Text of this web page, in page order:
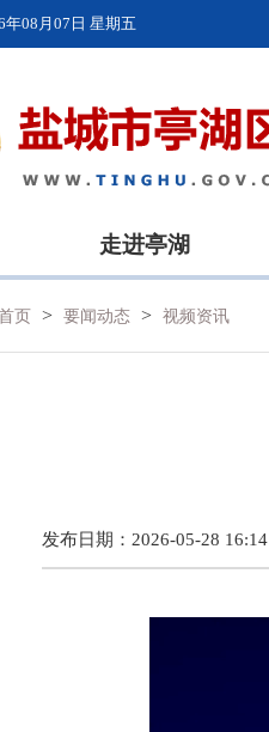
年08月07日 星期五
走进亭湖
页 > 要闻动态 > 视频资讯
发布日期：2026-05-28 16:14